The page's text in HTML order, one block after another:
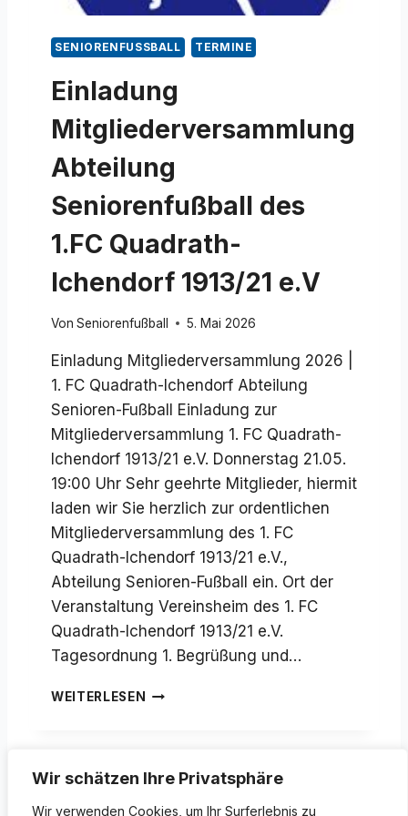
Wir schätzen Ihre Privatsphäre
Wir verwenden Cookies, um Ihr Surferlebnis zu
SENIORENFUSSBALL TERMINE
Einladung
Mitgliederversammlung
Abteilung
Seniorenfußball des
1.FC Quadrath-
Ichendorf 1913/21 e.V
Von Seniorenfußball 5. Mai 2026
Einladung Mitgliederversammlung 2026 |
1. FC Quadrath-Ichendorf Abteilung
Senioren-Fußball Einladung zur
Mitgliederversammlung 1. FC Quadrath-
Ichendorf 1913/21 e.V. Donnerstag 21.05.
19:00 Uhr Sehr geehrte Mitglieder, hiermit
laden wir Sie herzlich zur ordentlichen
Mitgliederversammlung des 1. FC
Quadrath-Ichendorf 1913/21 e.V.,
Abteilung Senioren-Fußball ein. Ort der
Veranstaltung Vereinsheim des 1. FC
Quadrath-Ichendorf 1913/21 e.V.
Tagesordnung 1. Begrüßung und…
WEITERLESEN
D
U